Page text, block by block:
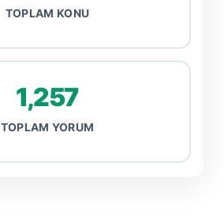
TOPLAM KONU
1,257
TOPLAM YORUM